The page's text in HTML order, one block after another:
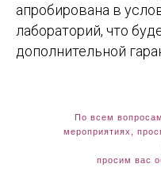
апробирована в
лабораторий, что
дополнительной
По всем
мероприятиях,
просим вас